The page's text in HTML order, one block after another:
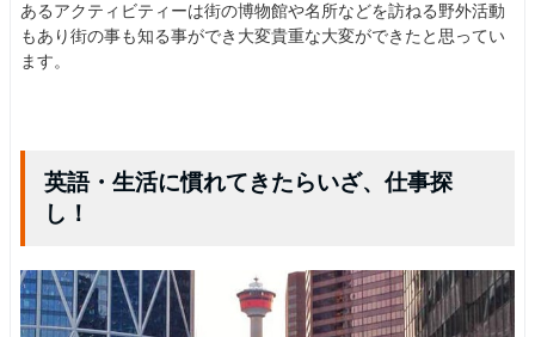
あるアクティビティーは街の博物館や名所などを訪ねる野外活動
もあり街の事も知る事ができ大変貴重な大変ができたと思ってい
ます。
英語・生活に慣れてきたらいざ、仕事探
し！